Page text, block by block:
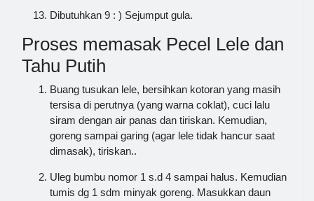
Dibutuhkan 9 : ) Sejumput gula.
Proses memasak Pecel Lele dan
Tahu Putih
Buang tusukan lele, bersihkan kotoran yang masih
tersisa di perutnya (yang warna coklat), cuci lalu
siram dengan air panas dan tiriskan. Kemudian,
goreng sampai garing (agar lele tidak hancur saat
dimasak), tiriskan..
Uleg bumbu nomor 1 s.d 4 sampai halus. Kemudian
tumis dg 1 sdm minyak goreng. Masukkan daun